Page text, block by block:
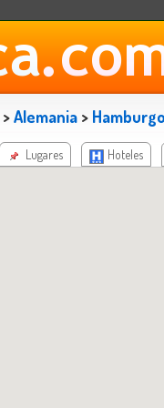
>Alemania > Hamburgo
Lugares Hoteles